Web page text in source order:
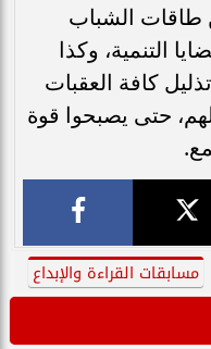
طاقات الشباب
التنمية، وكذا
كافة العقبات
حتى يصبحوا قوة
مسابقات القراءة والإبداع